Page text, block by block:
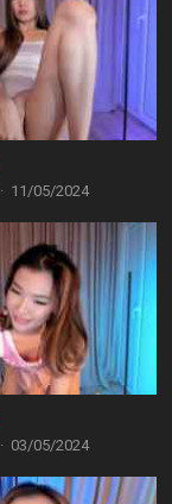
· 11/05/2024
· 03/05/2024